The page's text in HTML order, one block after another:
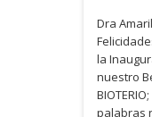
Dra
la
nuestro
BIOTERIO
palabras